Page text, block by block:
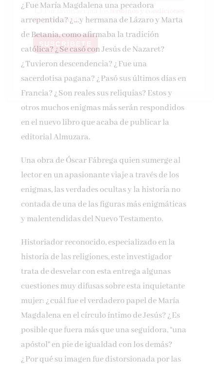
¿Fue María Magdalena una pecadora
arrepentida? ¿…y hermana de Lázaro y Marta
de Betania, como afirmaba la tradición
católica? ¿Se casó con Jesús de Nazaret?
¿Tuvieron descendencia? ¿Fue una
sacerdotisa pagana? ¿Pasó sus últimos días en
Francia? ¿Son reales sus reliquias? Estos y
otros muchos enigmas más serán respondidos
en el nuevo libro que acaba de publicar la
editorial Almuzara.
Una obra de Óscar Fábrega quien sumerge al
lector en un apasionante viaje a través de los
enigmas, las verdades ocultas y la historia no
contada de una de las figuras más enigmáticas
y malentendidas del Nuevo Testamento.
Historiador reconocido, especializado en la
historia de las religiones, este investigador
trata de desvelar con esta entrega algunas
cuestiones muy difusas sobre esta inquietante
mujer: ¿cuál fue el verdadero papel de María
Magdalena en el círculo íntimo de Jesús? ¿Es
posible que fuera más que una seguidora, “una
apóstol” en pie de igualdad con los demás?
¿Por qué su imagen fue distorsionada por las
Por favor, acepta los
términos y condiciones
de privacidad